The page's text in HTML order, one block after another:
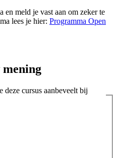
meld je vast aan om zeker te
lees je hier: Programma Open
cursus aanbeveelt bij